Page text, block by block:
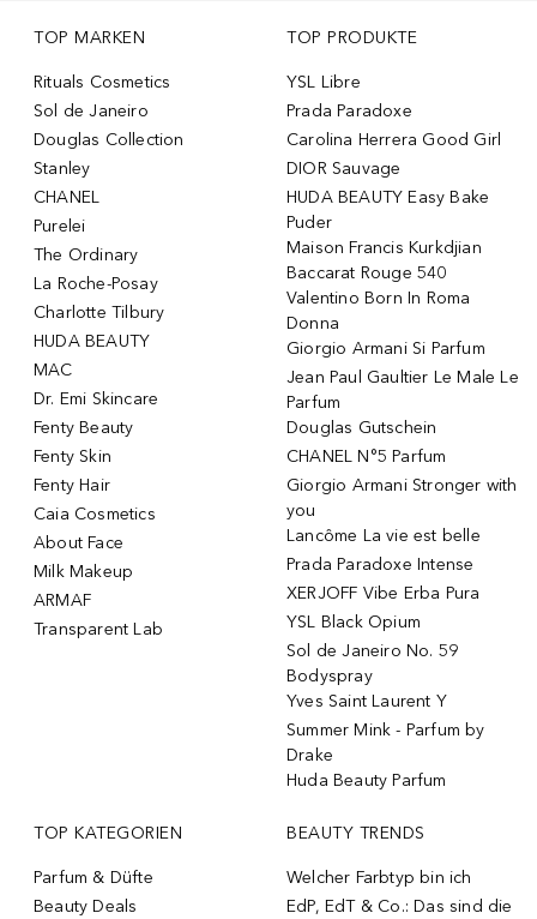
TOP MARKEN
Rituals Cosmetics
Sol de Janeiro
Douglas Collection
Stanley
CHANEL
Purelei
The Ordinary
La Roche-Posay
Charlotte Tilbury
HUDA BEAUTY
MAC
Dr. Emi Skincare
Fenty Beauty
Fenty Skin
Fenty Hair
Caia Cosmetics
About Face
Milk Makeup
ARMAF
Transparent Lab
TOP PRODUKTE
YSL Libre
Prada Paradoxe
Carolina Herrera Good Girl
DIOR Sauvage
HUDA BEAUTY Easy Bake
Puder
Maison Francis Kurkdjian
Baccarat Rouge 540
Valentino Born In Roma
Donna
Giorgio Armani Si Parfum
Jean Paul Gaultier Le Male Le
Parfum
Douglas Gutschein
CHANEL N°5 Parfum
Giorgio Armani Stronger with
you
Lancôme La vie est belle
Prada Paradoxe Intense
XERJOFF Vibe Erba Pura
YSL Black Opium
Sol de Janeiro No. 59
Bodyspray
Yves Saint Laurent Y
Summer Mink - Parfum by
Drake
Huda Beauty Parfum
TOP KATEGORIEN
Parfum & Düfte
Beauty Deals
BEAUTY TRENDS
Welcher Farbtyp bin ich
EdP, EdT & Co.: Das sind die